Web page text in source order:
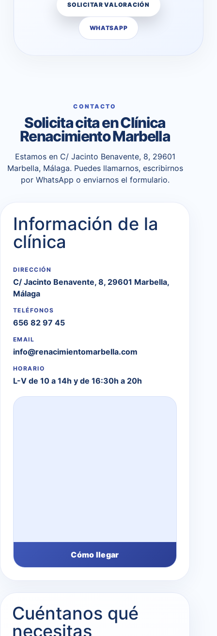
SOLICITAR VALORACIÓN
WHATSAPP
CONTACTO
Solicita cita en Clínica
Renacimiento Marbella
Estamos en C/ Jacinto Benavente, 8, 29601
Marbella, Málaga. Puedes llamarnos, escribirnos
por WhatsApp o enviarnos el formulario.
Información de la
clínica
DIRECCIÓN
C/ Jacinto Benavente, 8, 29601 Marbella,
Málaga
TELÉFONOS
656 82 97 45
EMAIL
info@renacimientomarbella.com
HORARIO
L-V de 10 a 14h y de 16:30h a 20h
Cómo llegar
Cuéntanos qué
necesitas